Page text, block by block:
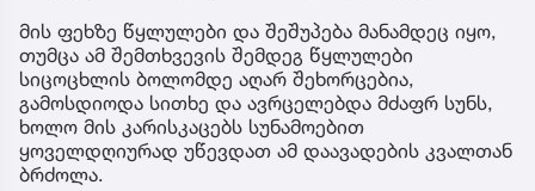
მის ფეხზე წყლულები და შეშუპება მანამდეც იყო,
თუმცა ამ შემთხვევის შემდეგ წყლულები
სიცოცხლის ბოლომდე აღარ შეხორცებია,
გამოსდიოდა სითხე და ავრცელებდა მძაფრ სუნს,
ხოლო მის კარისკაცებს სუნამოებით
ყოველდღიურად უწევდათ ამ დაავადების კვალთან
ბრძოლა.